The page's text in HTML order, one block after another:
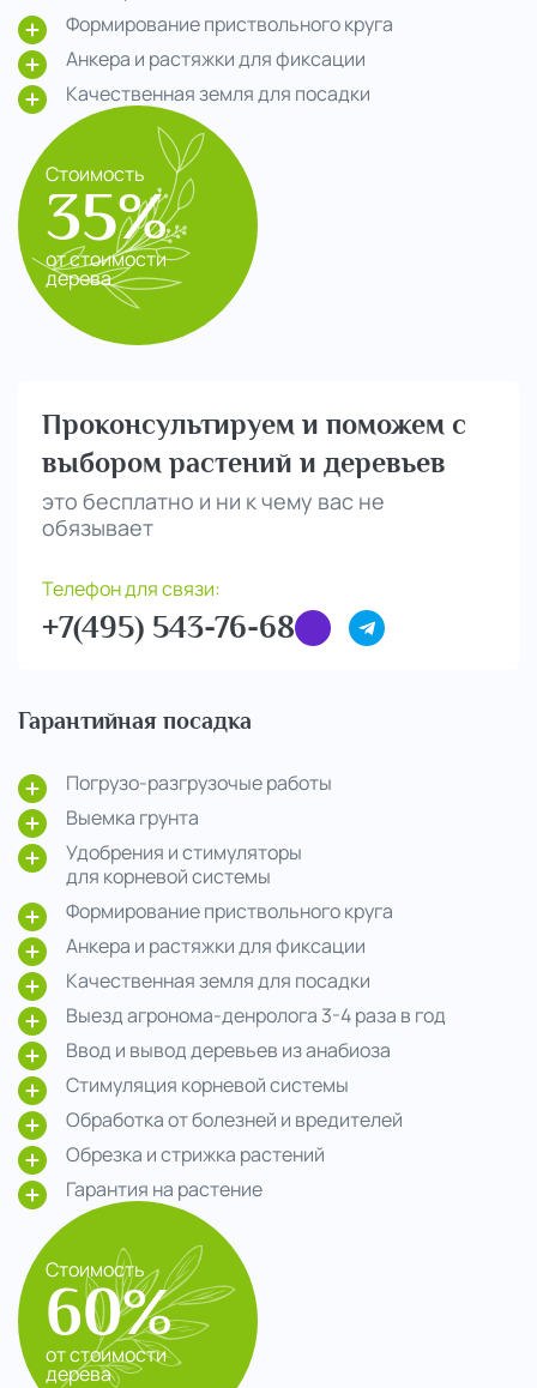
Формирование приствольного круга
Анкера и растяжки для фиксации
Качественная земля для посадки
Стоимость
35%
от стоимости
дерева
Проконсультируем и поможем с
выбором растений и деревьев
это бесплатно и ни к чему вас не
обязывает
Телефон для связи:
+7(495) 543-76-68
Гарантийная посадка
Погрузо-разгрузочые работы
Выемка грунта
Удобрения и стимуляторы
для корневой системы
Формирование приствольного круга
Анкера и растяжки для фиксации
Качественная земля для посадки
Выезд агронома-денролога 3-4 раза в год
Ввод и вывод деревьев из анабиоза
Стимуляция корневой системы
Обработка от болезней и вредителей
Обрезка и стрижка растений
Гарантия на растение
Стоимость
60%
от стоимости
дерева